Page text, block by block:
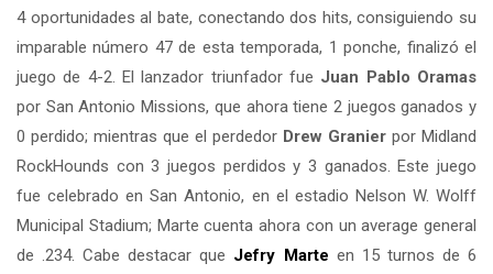
4 oportunidades al bate, conectando dos hits, consiguiendo su
imparable número 47 de esta temporada, 1 ponche, finalizó el
juego de 4-2. El lanzador triunfador fue Juan Pablo Oramas
por San Antonio Missions, que ahora tiene 2 juegos ganados y
0 perdido; mientras que el perdedor Drew Granier por Midland
RockHounds con 3 juegos perdidos y 3 ganados. Este juego
fue celebrado en San Antonio, en el estadio Nelson W. Wolff
Municipal Stadium; Marte cuenta ahora con un average general
de .234. Cabe destacar que Jefry Marte en 15 turnos de 6